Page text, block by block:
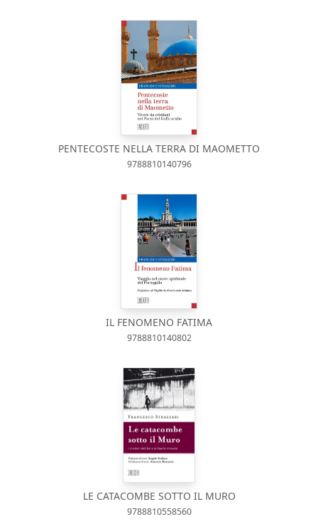
PENTECOSTE NELLA TERRA DI MAOMETTO
9788810140796
IL FENOMENO FATIMA
9788810140802
LE CATACOMBE SOTTO IL MURO
9788810558560